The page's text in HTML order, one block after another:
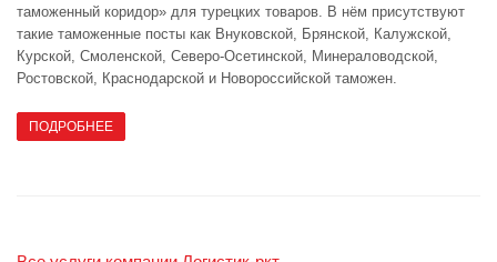
таможенный коридор» для турецких товаров. В нём присутствуют
такие таможенные посты как Внуковской, Брянской, Калужской,
Курской, Смоленской, Северо-Осетинской, Минераловодской,
Ростовской, Краснодарской и Новороссийской таможен.
ПОДРОБНЕЕ